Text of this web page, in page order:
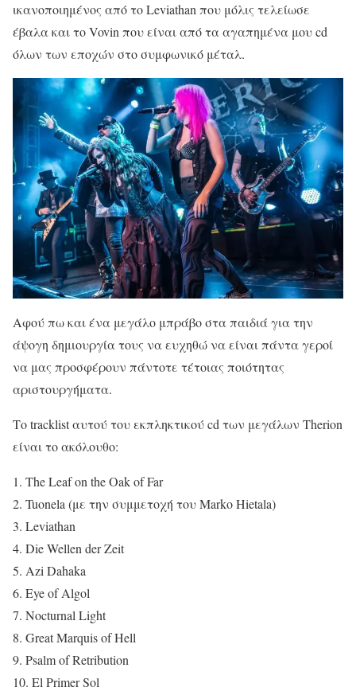
ικανοποιημένος από το Leviathan που μόλις τελείωσε
έβαλα και το Vovin που είναι από τα αγαπημένα μου cd
όλων των εποχών στο συμφωνικό μέταλ.
Αφού πω και ένα μεγάλο μπράβο στα παιδιά για την
άψογη δημιουργία τους να ευχηθώ να είναι πάντα γεροί
να μας προσφέρουν πάντοτε τέτοιας ποιότητας
αριστουργήματα.
Το tracklist αυτού του εκπληκτικού cd των μεγάλων Therion
είναι το ακόλουθο:
1. The Leaf on the Oak of Far
2. Tuonela (με την συμμετοχή του Marko Hietala)
3. Leviathan
4. Die Wellen der Zeit
5. Azi Dahaka
6. Eye of Algol
7. Nocturnal Light
8. Great Marquis of Hell
9. Psalm of Retribution
10. El Primer Sol